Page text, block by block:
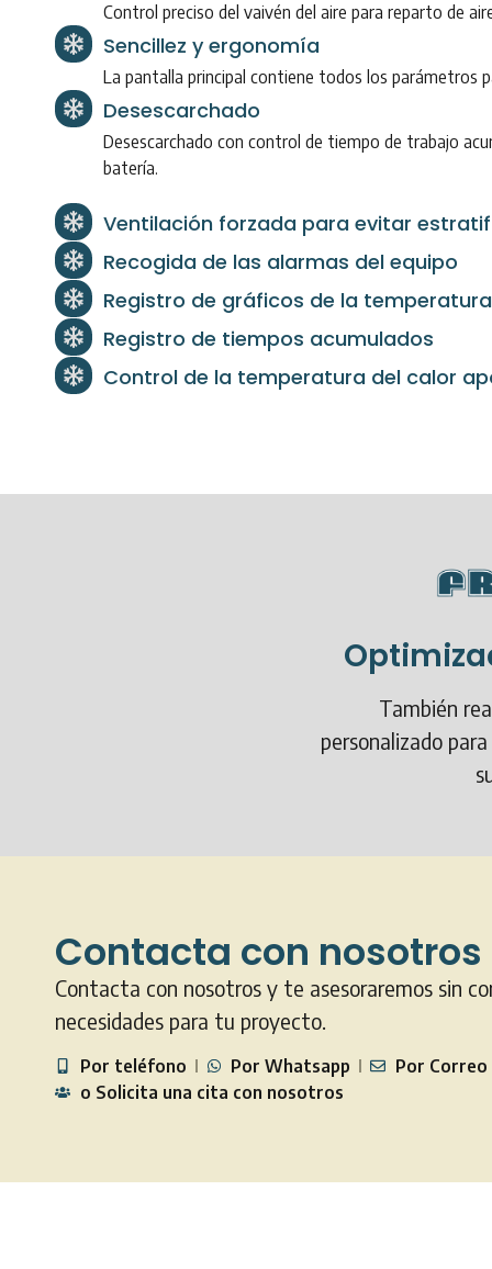
Control preciso del vaivén del aire para reparto de
Sencillez y ergonomía
La pantalla principal contiene todos los parámetros
Desescarchado
Desescarchado con control de tiempo de trabajo
batería.
Ventilación forzada para evitar
Recogida de las alarmas del equipo
Registro de gráficos de la
Registro de tiempos acumulados
Control de la temperatura del calor
También
personalizado
Contacta con nosotros
Contacta con nosotros y te asesoraremos sin
necesidades para tu proyecto.
Por teléfono Por Whatsapp
Por Correo
o Solicita una cita con nosotros